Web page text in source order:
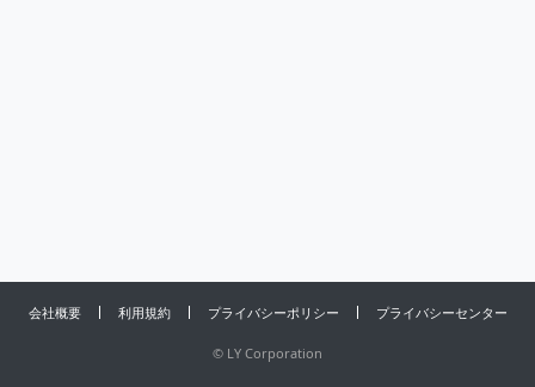
会社概要 利用規約 プライバシーポリシー プライバシーセンター
© LY Corporation